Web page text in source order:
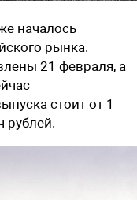
началось
рынка.
21 февраля, а
стоит от 1
рублей.